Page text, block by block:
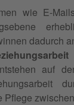
wie E-
dadurch
auf